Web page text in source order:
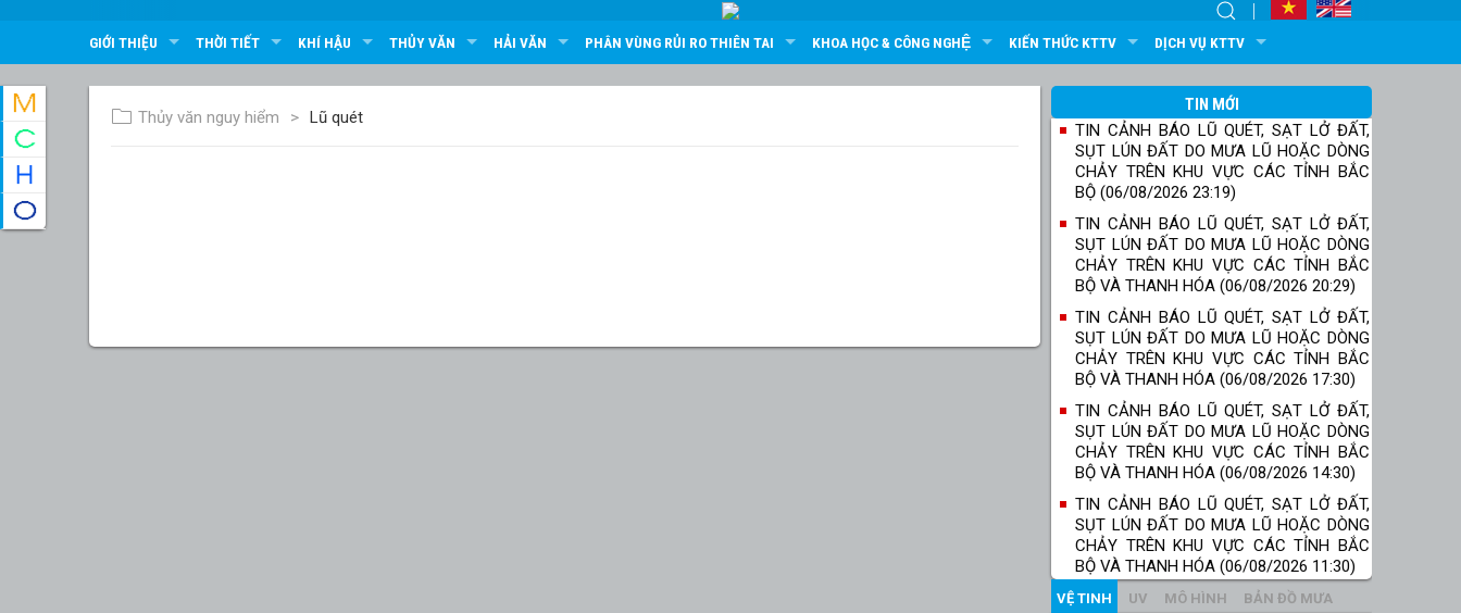
GIỚI THIỆU THỜI TIẾT KHÍ HẬU THỦY VĂN HẢI VĂN PHÂN VÙNG RỦI RO THIÊN TAI KHOA HỌC & CÔNG NGHỆ KIẾN THỨC KTTV DỊCH VỤ KTTV
Thủy văn nguy hiểm Lũ quét
TIN MỚI
TIN CẢNH BÁO LŨ QUÉT, SẠT LỞ ĐẤT,
SỤT LÚN ĐẤT DO MƯA LŨ HOẶC DÒNG
CHẢY TRÊN KHU VỰC CÁC TỈNH BẮC
BỘ (06/08/2026 23:19)
TIN CẢNH BÁO LŨ QUÉT, SẠT LỞ ĐẤT,
SỤT LÚN ĐẤT DO MƯA LŨ HOẶC DÒNG
CHẢY TRÊN KHU VỰC CÁC TỈNH BẮC
BỘ VÀ THANH HÓA (06/08/2026 20:29)
TIN CẢNH BÁO LŨ QUÉT, SẠT LỞ ĐẤT,
SỤT LÚN ĐẤT DO MƯA LŨ HOẶC DÒNG
CHẢY TRÊN KHU VỰC CÁC TỈNH BẮC
BỘ VÀ THANH HÓA (06/08/2026 17:30)
TIN CẢNH BÁO LŨ QUÉT, SẠT LỞ ĐẤT,
SỤT LÚN ĐẤT DO MƯA LŨ HOẶC DÒNG
CHẢY TRÊN KHU VỰC CÁC TỈNH BẮC
BỘ VÀ THANH HÓA (06/08/2026 14:30)
TIN CẢNH BÁO LŨ QUÉT, SẠT LỞ ĐẤT,
SỤT LÚN ĐẤT DO MƯA LŨ HOẶC DÒNG
CHẢY TRÊN KHU VỰC CÁC TỈNH BẮC
BỘ VÀ THANH HÓA (06/08/2026 11:30)
VỆ TINH UV MÔ HÌNH BẢN ĐỒ MƯA